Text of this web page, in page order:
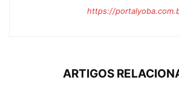
https://
ARTIGOS